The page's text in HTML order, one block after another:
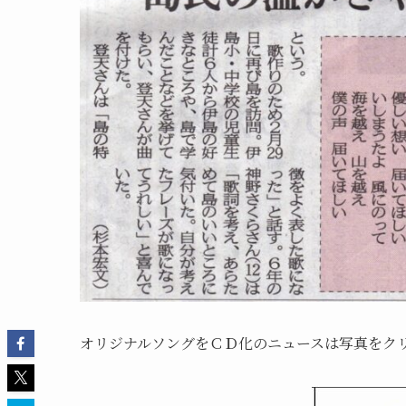
オリジナルソングをＣＤ化のニュースは写真をク